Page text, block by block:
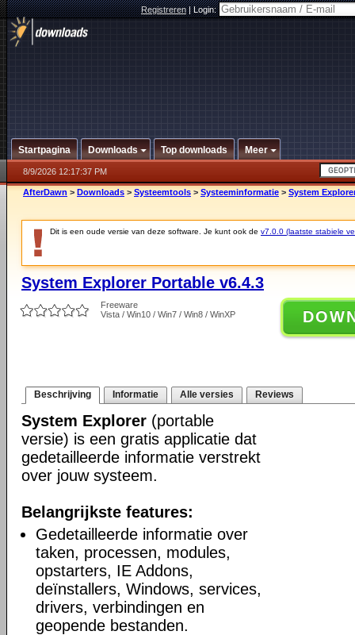
Registreren|Login:
Startpagina Downloads Top downloads Meer
8/9/2026 12:17:37 PM
AfterDawn > Downloads > Systeemtools > Systeeminformatie > System
Dit is een oude versie van deze software. Je kunt ook de v7.0.0 (laatste stabiele
System Explorer Portable v6.4.3
Freeware
Vista / Win10 / Win7 / Win8 / WinXP
Beschrijving Informatie Alle versies Reviews
System Explorer (portable
versie) is een gratis applicatie dat
gedetailleerde informatie verstrekt
over jouw systeem.
Belangrijkste features:
Gedetailleerde informatie over
taken, processen, modules,
opstarters, IE Addons,
deïnstallers, Windows, services,
drivers, verbindingen en
geopende bestanden.